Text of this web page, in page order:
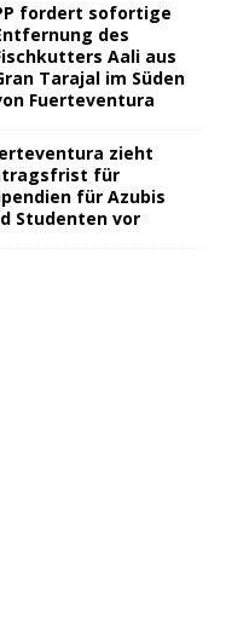
fordert sofortige
des
Aali aus
Tarajal im Süden
Fuerteventura
zieht
für
für Azubis
Studenten vor